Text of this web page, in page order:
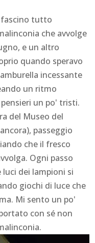
fascino tutto
che avvolge
e un altro
quando speravo
incessante
un ritmo
un po' tristi.
del Museo del
passeggio
che il fresco
Ogni passo
dei lampioni si
giochi di luce che
Mi sento un po'
con sé non